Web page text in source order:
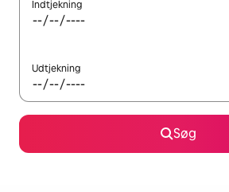
Indtjekning
Udtjekning
Søg